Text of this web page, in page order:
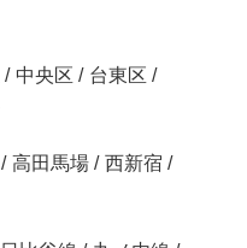
/ 中央区 / 台東区 /
/ 高田馬場 / 西新宿 /